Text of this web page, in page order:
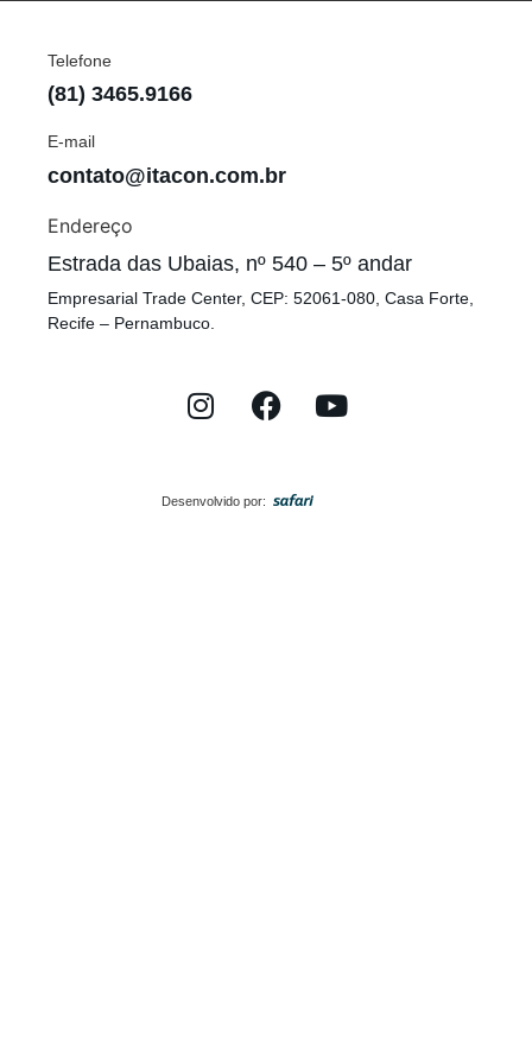
Telefone
(81) 3465.9166
E-mail
contato@itacon.com.br
Endereço
Estrada das Ubaias, nº 540 – 5º andar
Empresarial Trade Center, CEP: 52061-080, Casa Forte,
Recife – Pernambuco.
Desenvolvido por: